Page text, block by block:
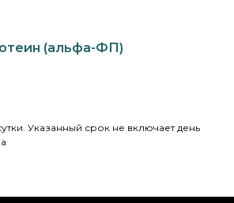
(альфа-ФП)
Указанный срок не включает день